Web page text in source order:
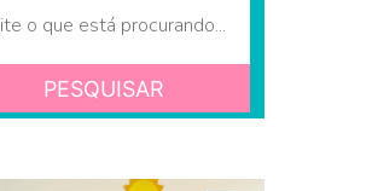
PESQUISAR